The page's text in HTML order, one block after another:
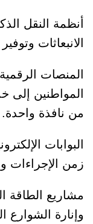
أنظمة النقل
الانبعاثات
المنصات
المواطنين إلى
من نافذة واحدة.
البوابات
زمن الإجراءات
مشاريع الطاقة
وإنارة الشوارع